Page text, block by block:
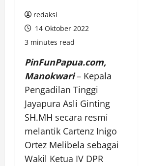
redaksi
14 Oktober 2022
3 minutes read
PinFunPapua.com,
Manokwari – Kepala
Pengadilan Tinggi
Jayapura Asli Ginting
SH.MH secara resmi
melantik Cartenz Inigo
Ortez Melibela sebagai
Wakil Ketua IV DPR